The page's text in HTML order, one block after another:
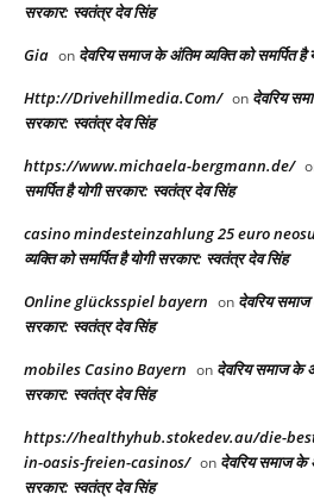
सरकार: स्वतंत्र देव सिंह
Gia on देवरिय समाज के अंतिम व्यक्ति को समर्पित
Http://Drivehillmedia.Com/ on देवरिय
सरकार: स्वतंत्र देव सिंह
https://www.michaela-bergmann.de/
समर्पित है योगी सरकार: स्वतंत्र देव सिंह
casino mindesteinzahlung 25 euro
व्यक्ति को समर्पित है योगी सरकार: स्वतंत्र देव सिंह
Online glücksspiel bayern on देवरिय समाज
सरकार: स्वतंत्र देव सिंह
mobiles Casino Bayern on देवरिय समाज के
सरकार: स्वतंत्र देव सिंह
https://healthyhub.stokedev.au/die-
in-oasis-freien-casinos/ on देवरिय समाज के
सरकार: स्वतंत्र देव सिंह